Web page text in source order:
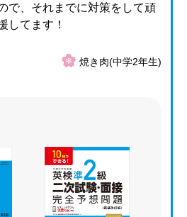
で、それまでに対策をして頑
してます！
焼き肉(中学2年生)